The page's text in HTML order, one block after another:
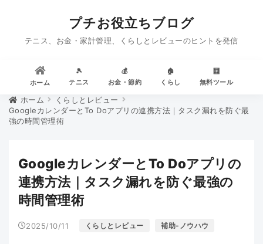
プチお役立ちブログ
テニス、お金・家計管理、くらしとレビューのヒントを発信
ホーム
🎾
テニス
💰
お金・節約
🏠
くらし
🧮
無料ツール
ホーム
くらしとレビュー
GoogleカレンダーとTo Doアプリの連携方法｜タスク漏れを防ぐ最
強の時間管理術
GoogleカレンダーとTo Doアプリの
連携方法｜タスク漏れを防ぐ最強の
時間管理術
2025/10/11 くらしとレビュー 補助-ノウハウ